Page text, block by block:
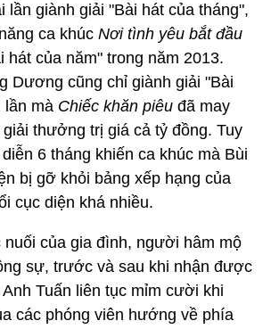
lần giành giải "Bài hát của tháng",
ca khúc Nơi tình yêu bắt đầu
hát của năm" trong năm 2013.
Dương cũng chỉ giành giải "Bài
lần mà Chiếc khăn piêu đã may
thưởng trị giá cả tỷ đồng. Tuy
6 tháng khiến ca khúc mà Bùi
bị gỡ khỏi bảng xếp hạng của
cục diện khá nhiều.
nuối của gia đình, người hâm mộ
sự, trước và sau khi nhận được
Tuấn liên tục mỉm cười khi
các phóng viên hướng về phía